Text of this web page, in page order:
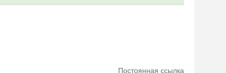
Постоянная ссылка